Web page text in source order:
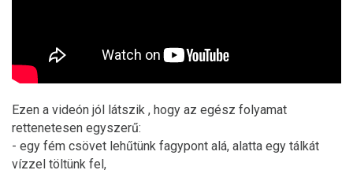
Ezen a videón jól látszik , hogy az egész folyamat
rettenetesen egyszerű:
- egy fém csövet lehűtünk fagypont alá, alatta egy tálkát
vízzel töltünk fel,